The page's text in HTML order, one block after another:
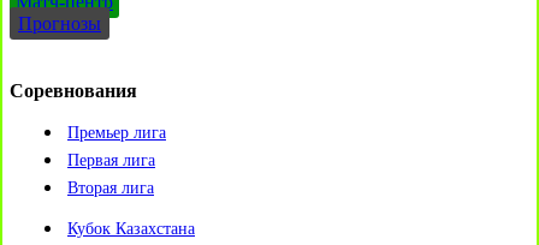
Прогнозы
Соревнования
Премьер лига
Первая лига
Вторая лига
Кубок Казахстана